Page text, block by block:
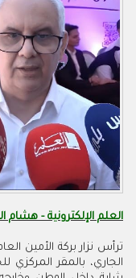
العلم الإلكترونية - هشام
الجاري، بالمقر المركزي